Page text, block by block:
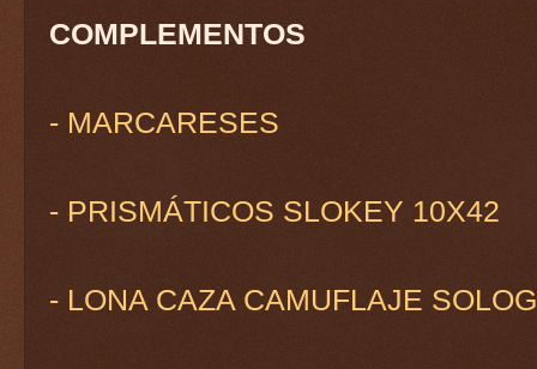
COMPLEMENTOS
- MARCARESES
- PRISMÁTICOS SLOKEY 10X42
- LONA CAZA CAMUFLAJE